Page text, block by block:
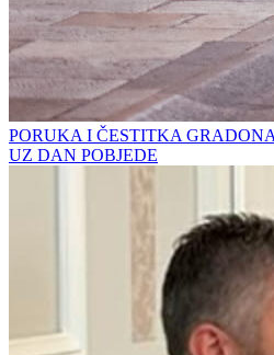
PORUKA I ČESTITKA
UZ DAN POBJEDE